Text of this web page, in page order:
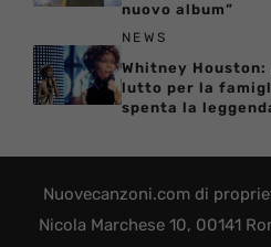
nuovo album”
NEWS
Whitney Houston:
lutto per la
spenta la
Nuovecanzoni.com di
Nicola Marchese 10, 00141